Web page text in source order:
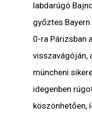
labdarúgó
győztes
0-ra Párizsban
visszavágóján,
müncheni
idegenben
köszönhetően,